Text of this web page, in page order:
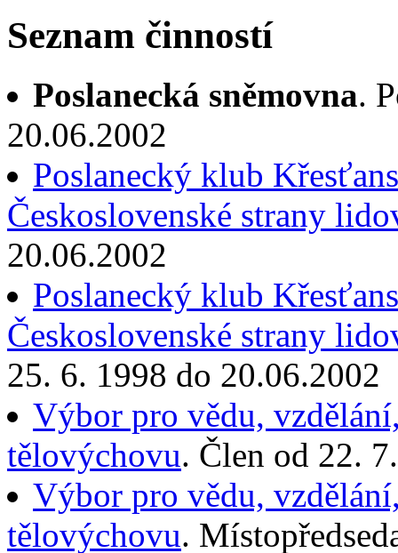
Seznam činností
Poslanecká sněmovna.
20.06.2002
Poslanecký klub
Československé strany
20.06.2002
Poslanecký klub
Československé strany
25. 6. 1998 do 20.06.2002
Výbor pro vědu,
tělovýchovu. Člen od 22.
Výbor pro vědu,
tělovýchovu.